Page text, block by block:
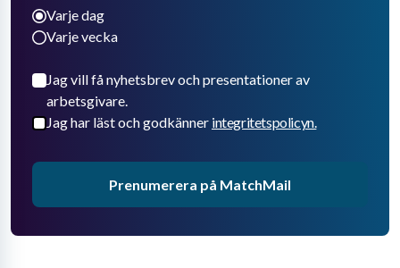
Varje dag
Varje vecka
Jag vill få nyhetsbrev och presentationer av
arbetsgivare.
Jag har läst och godkänner integritetspolicyn.
Prenumerera på MatchMail